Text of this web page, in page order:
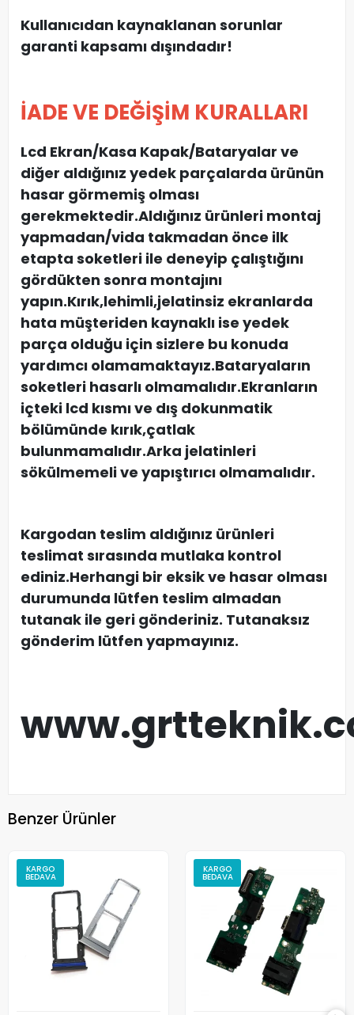
Kullanıcıdan kaynaklanan sorunlar
garanti kapsamı dışındadır!
İADE VE DEĞİŞİM KURALLARI
Lcd Ekran/Kasa Kapak/Bataryalar ve
diğer aldığınız yedek parçalarda ürünün
hasar görmemiş olması
gerekmektedir.Aldığınız ürünleri montaj
yapmadan/vida takmadan önce ilk
etapta soketleri ile deneyip çalıştığını
gördükten sonra montajını
yapın.Kırık,lehimli,jelatinsiz ekranlarda
hata müşteriden kaynaklı ise yedek
parça olduğu için sizlere bu konuda
yardımcı olamamaktayız.Bataryaların
soketleri hasarlı olmamalıdır.Ekranların
içteki lcd kısmı ve dış dokunmatik
bölümünde kırık,çatlak
bulunmamalıdır.Arka jelatinleri
sökülmemeli ve yapıştırıcı olmamalıdır.
Kargodan teslim aldığınız ürünleri
teslimat sırasında mutlaka kontrol
ediniz.Herhangi bir eksik ve hasar olması
durumunda lütfen teslim almadan
tutanak ile geri gönderiniz. Tutanaksız
gönderim lütfen yapmayınız.
Benzer Ürünler
KARGO
BEDAVA
KARGO
BEDAVA